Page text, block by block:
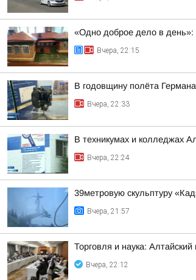
«Одно доброе дело в день»:
Вчера, 22:15
В годовщину полёта Германа
Вчера, 22:33
В техникумах и колледжах
Вчера, 22:24
39метровую скульптуру
Вчера, 21:57
Торговля и наука:
Вчера, 22:12